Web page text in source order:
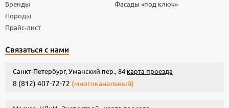
Бренды
Породы
Прайс-лист
Фасады «под ключ»
Связаться с нами
Санкт-Петербург, Уманский пер., 84 карта проезда
8 (812) 407-72-72 (многоканальный)